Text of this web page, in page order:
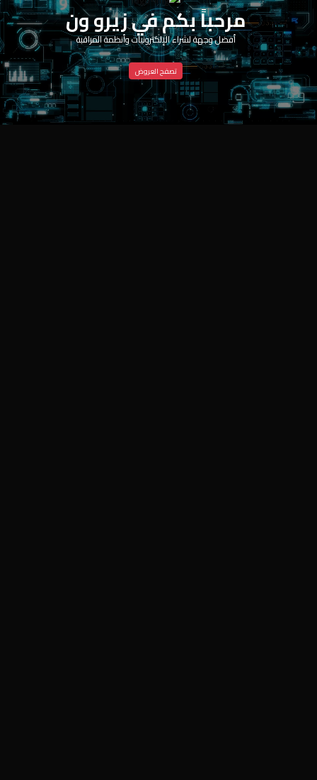
مرحباً بكم في زيرو ون
أفضل وجهة لشراء الإلكترونيات وأنظمة المراقبة
تصفح العروض